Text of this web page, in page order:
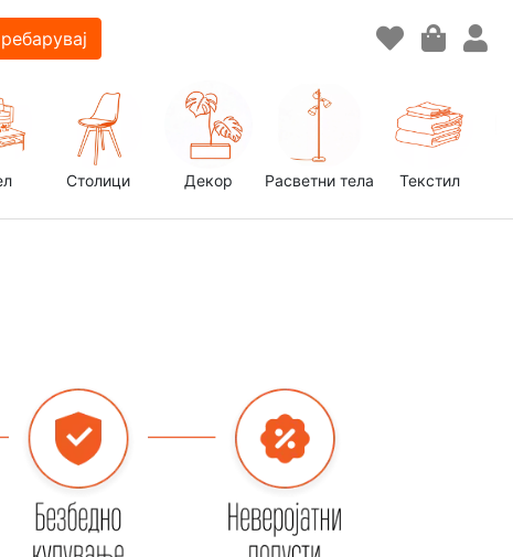
Столици Декор Расветни тела Текстил